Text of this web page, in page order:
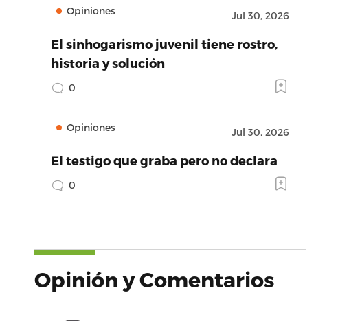
Opiniones Jul 30, 2026
El sinhogarismo juvenil tiene rostro,
historia y solución
0
Opiniones Jul 30, 2026
El testigo que graba pero no declara
0
Opinión y Comentarios